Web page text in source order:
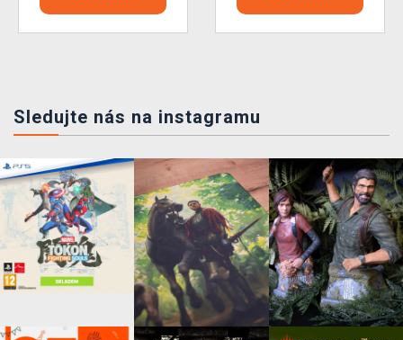
Sledujte nás na instagramu